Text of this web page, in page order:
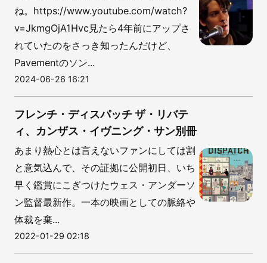
ね。https://www.youtube.com/watch?
v=JkmgOjA1Hvc見たら4年前にアップさ
れていたのをさっき知ったんだけど、
Pavementのソン...
2024-06-26 16:21
フレンチ・ディスパッチ ザ・リバテ
ィ、カンザス・イヴニング・サン別冊
あまり熱心とは言えないファンにしては割
と意気込んで、その証拠に公開初日、いち
早く鑑賞にこぎつけたウェス・アンダーソ
ン監督最新作。一本の映画としての脈絡や
体裁を棄...
2022-01-29 02:18